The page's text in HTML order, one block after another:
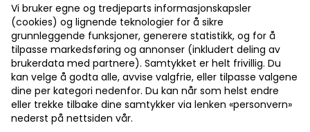
drager
27,-
På lager
Kjøp
scales
27,-
På lager
Kjøp
Vi bruker egne og tredjeparts informasjonskapsler
(cookies) og lignende teknologier for å sikre
grunnleggende funksjoner, generere statistikk, og for å
tilpasse markedsføring og annonser (inkludert deling av
brukerdata med partnere). Samtykket er helt frivillig. Du
kan velge å godta alle, avvise valgfrie, eller tilpasse valgene
dine per kategori nedenfor. Du kan når som helst endre
eller trekke tilbake dine samtykker via lenken «personvern»
nederst på nettsiden vår.